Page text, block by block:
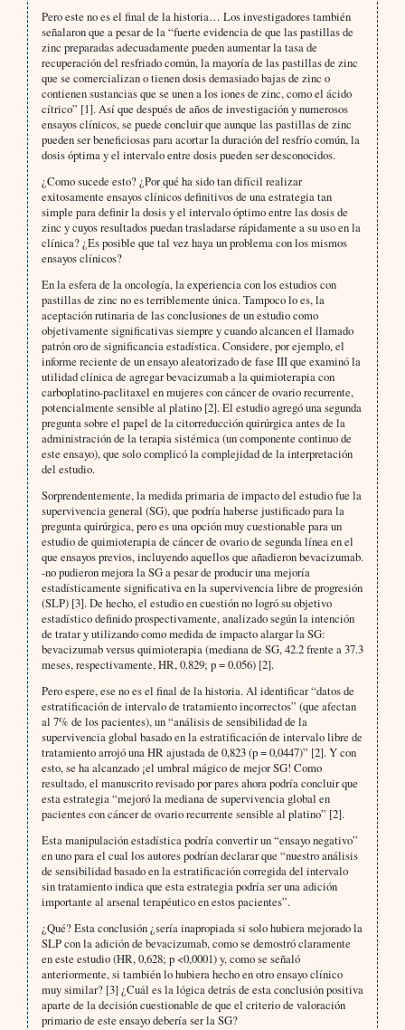
Pero este no es el final de la historia… Los investigadores también
señalaron que a pesar de la “fuerte evidencia de que las pastillas de
zinc preparadas adecuadamente pueden aumentar la tasa de
recuperación del resfriado común, la mayoría de las pastillas de zinc
que se comercializan o tienen dosis demasiado bajas de zinc o
contienen sustancias que se unen a los iones de zinc, como el ácido
cítrico” [1]. Así que después de años de investigación y numerosos
ensayos clínicos, se puede concluir que aunque las pastillas de zinc
pueden ser beneficiosas para acortar la duración del resfrío común, la
dosis óptima y el intervalo entre dosis pueden ser desconocidos.
¿Como sucede esto? ¿Por qué ha sido tan difícil realizar
exitosamente ensayos clínicos definitivos de una estrategia tan
simple para definir la dosis y el intervalo óptimo entre las dosis de
zinc y cuyos resultados puedan trasladarse rápidamente a su uso en la
clínica? ¿Es posible que tal vez haya un problema con los mismos
ensayos clínicos?
En la esfera de la oncología, la experiencia con los estudios con
pastillas de zinc no es terriblemente única. Tampoco lo es, la
aceptación rutinaria de las conclusiones de un estudio como
objetivamente significativas siempre y cuando alcancen el llamado
patrón oro de significancia estadística. Considere, por ejemplo, el
informe reciente de un ensayo aleatorizado de fase III que examinó la
utilidad clínica de agregar bevacizumab a la quimioterapia con
carboplatino-paclitaxel en mujeres con cáncer de ovario recurrente,
potencialmente sensible al platino [2]. El estudio agregó una segunda
pregunta sobre el papel de la citorreducción quirúrgica antes de la
administración de la terapia sistémica (un componente continuo de
este ensayo), que solo complicó la complejidad de la interpretación
del estudio.
Sorprendentemente, la medida primaria de impacto del estudio fue la
supervivencia general (SG), que podría haberse justificado para la
pregunta quirúrgica, pero es una opción muy cuestionable para un
estudio de quimioterapia de cáncer de ovario de segunda línea en el
que ensayos previos, incluyendo aquellos que añadieron bevacizumab.
-no pudieron mejora la SG a pesar de producir una mejoría
estadísticamente significativa en la supervivencia libre de progresión
(SLP) [3]. De hecho, el estudio en cuestión no logró su objetivo
estadístico definido prospectivamente, analizado según la intención
de tratar y utilizando como medida de impacto alargar la SG:
bevacizumab versus quimioterapia (mediana de SG, 42.2 frente a 37.3
meses, respectivamente, HR, 0.829; p = 0.056) [2].
Pero espere, ese no es el final de la historia. Al identificar “datos de
estratificación de intervalo de tratamiento incorrectos” (que afectan
al 7% de los pacientes), un “análisis de sensibilidad de la
supervivencia global basado en la estratificación de intervalo libre de
tratamiento arrojó una HR ajustada de 0,823 (p = 0,0447)” [2]. Y con
esto, se ha alcanzado ¡el umbral mágico de mejor SG! Como
resultado, el manuscrito revisado por pares ahora podría concluir que
esta estrategia “mejoró la mediana de supervivencia global en
pacientes con cáncer de ovario recurrente sensible al platino” [2].
Esta manipulación estadística podría convertir un “ensayo negativo”
en uno para el cual los autores podrían declarar que “nuestro análisis
de sensibilidad basado en la estratificación corregida del intervalo
sin tratamiento indica que esta estrategia podría ser una adición
importante al arsenal terapéutico en estos pacientes”.
¿Qué? Esta conclusión ¿sería inapropiada si solo hubiera mejorado la
SLP con la adición de bevacizumab, como se demostró claramente
en este estudio (HR, 0,628; p <0,0001) y, como se señaló
anteriormente, si también lo hubiera hecho en otro ensayo clínico
muy similar? [3] ¿Cuál es la lógica detrás de esta conclusión positiva
aparte de la decisión cuestionable de que el criterio de valoración
primario de este ensayo debería ser la SG?